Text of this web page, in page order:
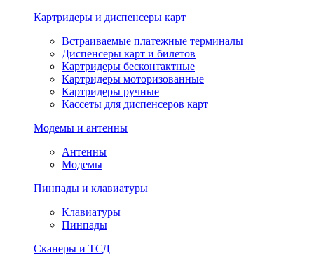
Картридеры и диспенсеры карт
Встраиваемые платежные терминалы
Диспенсеры карт и билетов
Картридеры бесконтактные
Картридеры моторизованные
Картридеры ручные
Кассеты для диспенсеров карт
Модемы и антенны
Антенны
Модемы
Пинпады и клавиатуры
Клавиатуры
Пинпады
Сканеры и ТСД